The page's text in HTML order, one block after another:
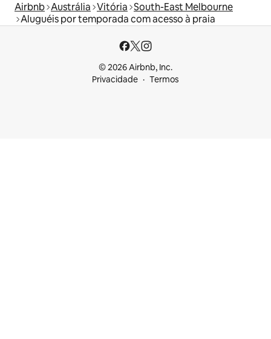
Airbnb Austrália Vitória South-East Melbourne
Aluguéis por temporada com acesso à praia
© 2026 Airbnb, Inc.
Privacidade
Termos